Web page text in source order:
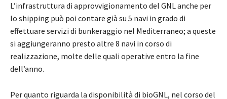
L’infrastruttura di approvvigionamento del GNL anche per
lo shipping può poi contare già su 5 navi in grado di
effettuare servizi di bunkeraggio nel Mediterraneo; a queste
si aggiungeranno presto altre 8 navi in corso di
realizzazione, molte delle quali operative entro la fine
dell’anno.
Per quanto riguarda la disponibilità di bioGNL, nel corso del